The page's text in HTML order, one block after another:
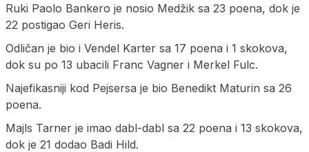
Ruki Paolo Bankero je nosio Medžik sa 23 poena, dok je
22 postigao Geri Heris.
Odličan je bio i Vendel Karter sa 17 poena i 1 skokova,
dok su po 13 ubacili Franc Vagner i Merkel Fulc.
Najefikasniji kod Pejsersa je bio Benedikt Maturin sa 26
poena.
Majls Tarner je imao dabl-dabl sa 22 poena i 13 skokova,
dok je 21 dodao Badi Hild.